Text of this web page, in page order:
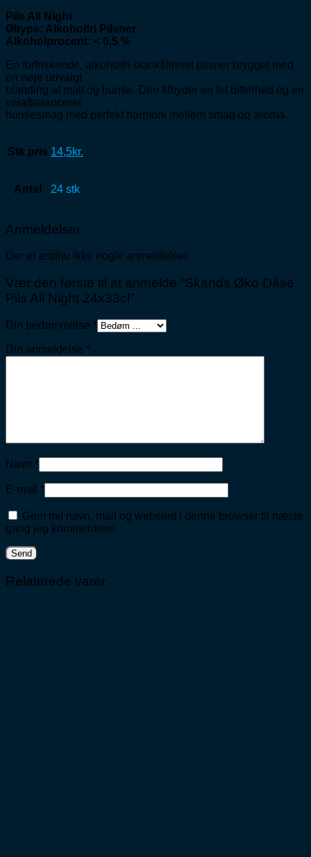
Pils All Night
Øltype: Alkoholfri Pilsner
Alkoholprocent: < 0,5 %
En forfriskende, alkoholfri blankfiltreret pilsner brygget med
en nøje udvalgt
blanding af malt og humle. Den tilbyder en let bitterhed og en
velafbalanceret
humlesmag med perfekt harmoni mellem smag og aroma.
Stk pris 14,5kr.
Antal 24 stk
Anmeldelser
Der er endnu ikke nogle anmeldelser.
Vær den første til at anmelde “Skands Øko Dåse
Pils All Night 24x33cl”
Din bedømmelse *
Din anmeldelse *
Navn *
E-mail *
Gem mit navn, mail og websted i denne browser til næste
gang jeg kommenterer.
Relaterede varer